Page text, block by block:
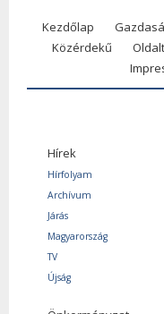
Kezdőlap
Közérdekű
Hírek
Hírfolyam
Archívum
Járás
Magyarország
TV
Újság